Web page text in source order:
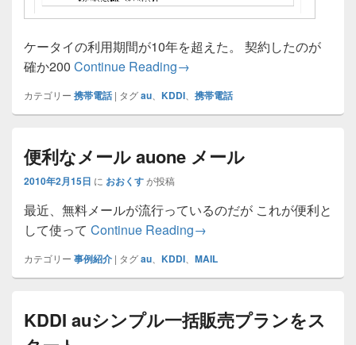
ケータイの利用期間が10年を超えた。 契約したのが
確か200 Continue Readingauの「誰でも割」と「10年経
→
カテゴリー 携帯電話 | タグau KDDI 携帯電話
便利なメール auone メール
2010年2月15日 に おおくすが投稿
最近、無料メールが流行っているのだが これが便利と
して使って Continue Reading便利なメール auone メール
→
カテゴリー 事例紹介 | タグau KDDI MAIL
KDDI auシンプル一括販売プランをス